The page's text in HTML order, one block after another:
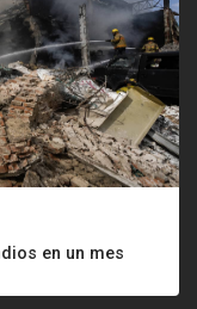
en un mes